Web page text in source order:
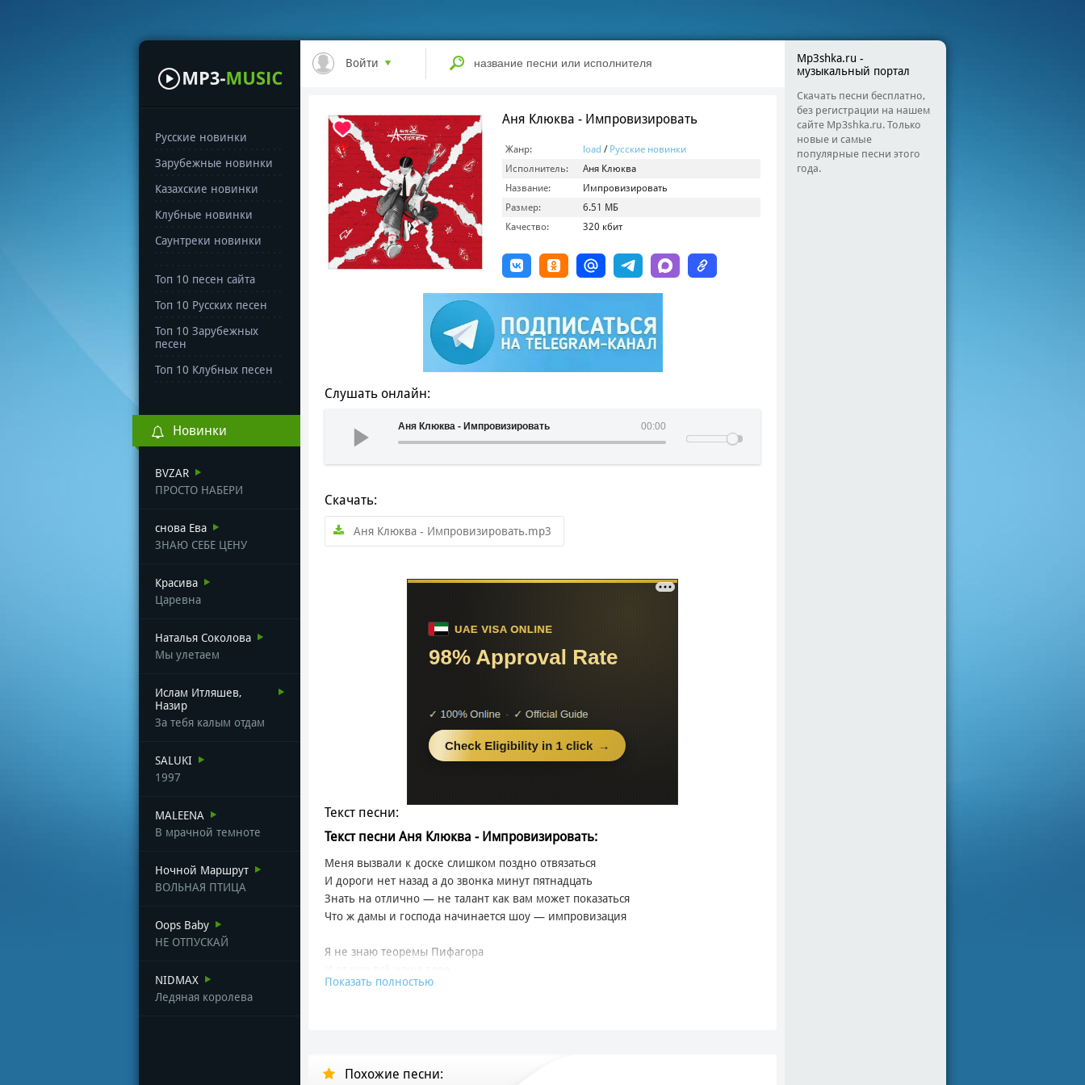
Русские новинки
Зарубежные новинки
Казахские новинки
Клубные новинки
Саунтреки новинки
Топ 10 песен сайта
Топ 10 Русских песен
Топ 10 Зарубежных
песен
Топ 10 Клубных песен
Новинки
BVZAR
ПРОСТО НАБЕРИ
снова Ева
ЗНАЮ СЕБЕ ЦЕНУ
Красива
Царевна
Наталья Соколова
Мы улетаем
Ислам Итляшев,
Назир
За тебя калым отдам
SALUKI
1997
MALEENA
В мрачной темноте
Ночной Маршрут
ВОЛЬНАЯ ПТИЦА
Oops Baby
НЕ ОТПУСКАЙ
NIDMAX
Ледяная королева
Войти
0
Аня Клюква - Импровизировать
Жанр: load / Русские новинки
Исполнитель:
Аня Клюква
Название:
Импровизировать
Размер:
6.51 МБ
Качество:
320 кбит
Слушать онлайн:
00:00
Аня Клюква - Импровизировать
Скачать:
Аня Клюква - Импровизировать.mp3
Текст песни:
Текст песни Аня Клюква - Импровизировать:
Меня вызвали к доске слишком поздно отвязаться
И дороги нет назад а до звонка минут пятнадцать
Знать на отлично — не талант как вам может показаться
Что ж дамы и господа начинается шоу — импровизация
Я не знаю теоремы Пифагора
Да учиться весело не спорю
Суббота пятница
Показать полностью
Похожие песни:
Mp3shka.ru -
музыкальный портал
Скачать песни бесплатно,
без регистрации на нашем
сайте Mp3shka.ru. Только
новые и самые
популярные песни этого
года.